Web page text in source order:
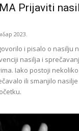
Prijaviti
2023.
i pisalo o nasilju
nasilja i
Iako postoji
ili smanjilo